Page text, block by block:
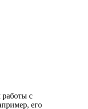
работы с
его